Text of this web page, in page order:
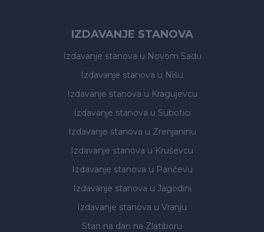
IZDAVANJE STANOVA
Izdavanje stanova u Novom Sadu
Izdavanje stanova u Nišu
Izdavanje stanova u Kragujevcu
Izdavanje stanova u Subotici
Izdavanje stanova u Zrenjaninu
Izdavanje stanova u Kruševcu
Izdavanje stanova u Pančevu
Izdavanje stanova u Jagodini
Izdavanje stanova u Vranju
Stan na dan na Zlatiboru